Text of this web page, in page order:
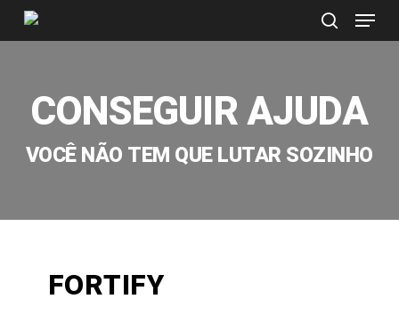
Skip
to
search
Menu
CONSEGUIR AJUDA
VOCÊ NÃO TEM QUE LUTAR SOZINHO
FORTIFY